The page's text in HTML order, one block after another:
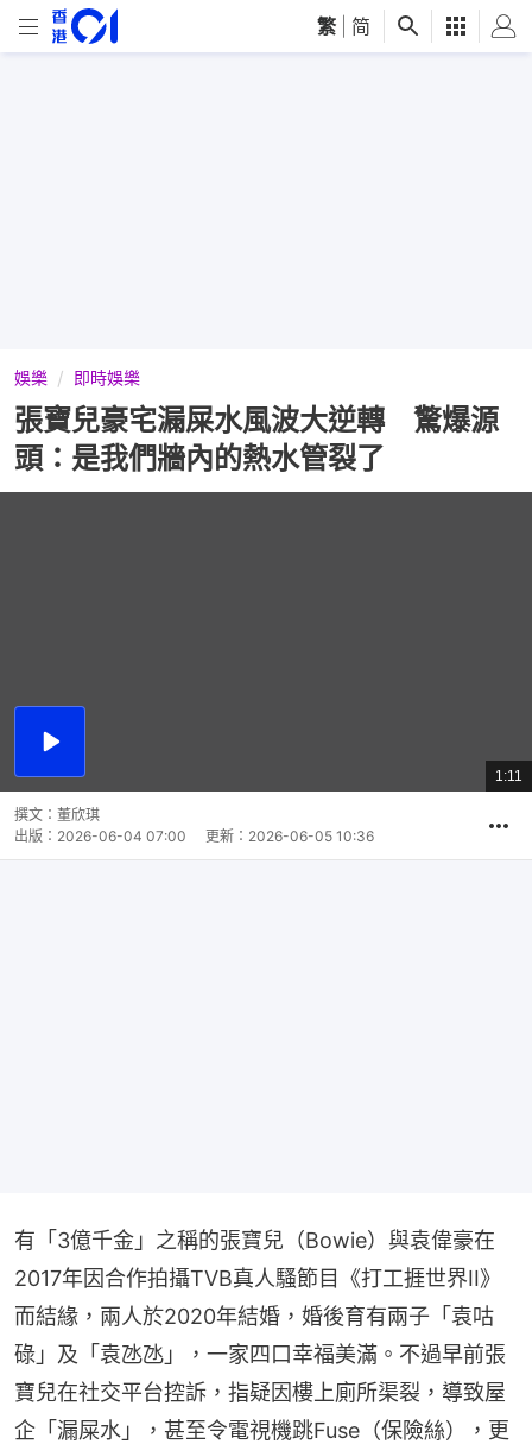
繁 简
娛樂 即時娛樂
張寶兒豪宅漏屎水風波大逆轉 驚爆源
頭：是我們牆內的熱水管裂了
播
總
共
1:11
撰文： 董欣琪
出版： 2026-06-04 07:00 更新： 2026-06-05 10:36
有「3億千金」之稱的張寶兒（Bowie）與袁偉豪在
2017年因合作拍攝TVB真人騷節目《打工捱世界II》
而結緣，兩人於2020年結婚，婚後育有兩子「袁咕
碌」及「袁氹氹」，一家四口幸福美滿。不過早前張
寶兒在社交平台控訴，指疑因樓上廁所渠裂，導致屋
企「漏屎水」，甚至令電視機跳Fuse（保險絲），更